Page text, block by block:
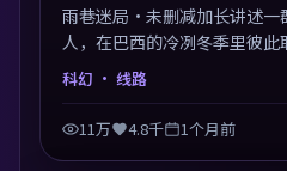
雨巷迷局·未删减加长讲述一
人，在巴西的冷冽冬季里彼
文德斯以科幻类型外壳探讨信
梁。
科幻 · 线路
11万 4.8千 1个月前